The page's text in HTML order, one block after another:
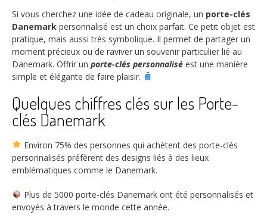
Si vous cherchez une idée de cadeau originale, un porte-clés
Danemark personnalisé est un choix parfait. Ce petit objet est
pratique, mais aussi très symbolique. Il permet de partager un
moment précieux ou de raviver un souvenir particulier lié au
Danemark. Offrir un porte-clés personnalisé est une manière
simple et élégante de faire plaisir.
Quelques chiffres clés sur les Porte-
clés Danemark
Environ 75% des personnes qui achètent des porte-clés
personnalisés préfèrent des designs liés à des lieux
emblématiques comme le Danemark.
Plus de 5000 porte-clés Danemark ont été personnalisés et
envoyés à travers le monde cette année.